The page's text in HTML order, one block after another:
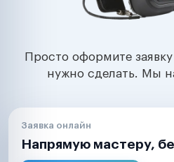
Просто оформите
нужно сделать. Мы
Заявка онлайн
Напрямую мастеру,